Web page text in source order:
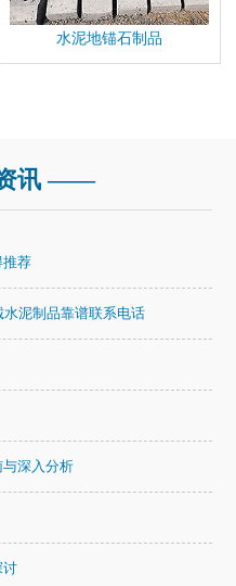
水泥地锚石制品
讯 ——
推荐
泥制品靠谱联系电话
深入分析
讨